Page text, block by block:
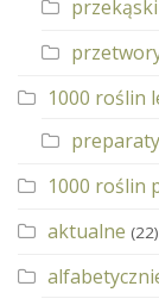
przekąski
1000 roślin
1000 roślin
aktualne (22)